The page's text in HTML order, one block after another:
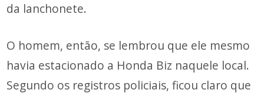
da lanchonete.
O homem, então, se lembrou que ele mesmo
havia estacionado a Honda Biz naquele local.
Segundo os registros policiais, ficou claro que